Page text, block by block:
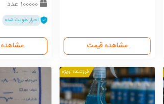
مشاهده قیمت
100000 عدد
احراز هویت شده
فروشنده ویژه